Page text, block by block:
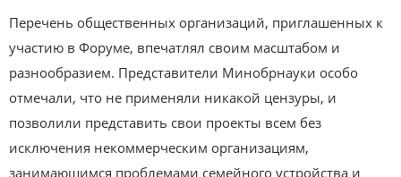
Перечень общественных организаций, приглашенных к
участию в Форуме, впечатлял своим масштабом и
разнообразием. Представители Минобрнауки особо
отмечали, что не применяли никакой цензуры, и
позволили представить свои проекты всем без
исключения некоммерческим организациям,
занимающимся проблемами семейного устройства и